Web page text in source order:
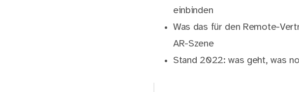
einbinden
Was das für den Remote-
AR-Szene
Stand 2022: was geht, was